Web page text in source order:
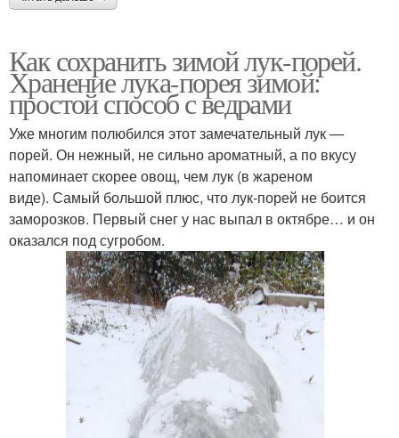
Как сохранить зимой лук-порей.
Хранение лука-порея зимой:
простой способ с ведрами
Уже многим полюбился этот замечательный лук —
порей. Он нежный, не сильно ароматный, а по вкусу
напоминает скорее овощ, чем лук (в жареном
виде). Самый большой плюс, что лук-порей не боится
заморозков. Первый снег у нас выпал в октябре… и он
оказался под сугробом.